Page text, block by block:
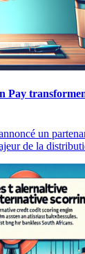
Pay
un
de la